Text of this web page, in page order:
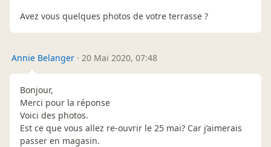
Avez vous quelques photos de votre terrasse ?
Annie Belanger · 20 Mai 2020, 07:48
Bonjour,
Merci pour la réponse
Voici des photos.
Est ce que vous allez re-ouvrir le 25 mai? Car j’aimerais
passer en magasin.